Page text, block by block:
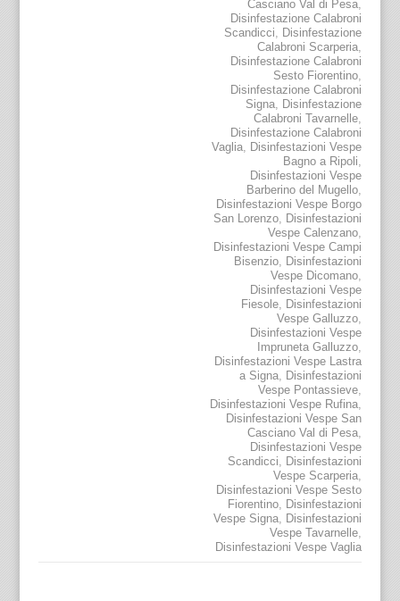
Casciano Val di Pesa
Disinfestazione Calabroni
Scandicci
Disinfestazione
Calabroni Scarperia
Disinfestazione Calabroni
Sesto Fiorentino
Disinfestazione Calabroni
Signa Disinfestazione
Calabroni Tavarnelle
Disinfestazione Calabroni
Vaglia Disinfestazioni Vespe
Bagno a Ripoli
Disinfestazioni Vespe
Barberino del Mugello
Disinfestazioni Vespe Borgo
San Lorenzo Disinfestazioni
Vespe Calenzano
Disinfestazioni Vespe Campi
Bisenzio Disinfestazioni
Vespe Dicomano
Disinfestazioni Vespe
Fiesole Disinfestazioni
Vespe Galluzzo
Disinfestazioni Vespe
Impruneta Galluzzo
Disinfestazioni Vespe Lastra
a Signa Disinfestazioni
Vespe Pontassieve
Disinfestazioni Vespe Rufina
Disinfestazioni Vespe San
Casciano Val di Pesa
Disinfestazioni Vespe
Scandicci
Disinfestazioni
Vespe Scarperia
Disinfestazioni Vespe Sesto
Fiorentino Disinfestazioni
Vespe Signa Disinfestazioni
Vespe Tavarnelle
Disinfestazioni Vespe Vaglia